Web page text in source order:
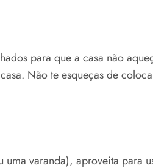
para que a casa não
Não te esqueças de
varanda), aproveita para